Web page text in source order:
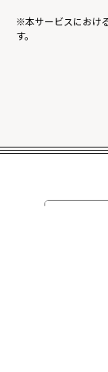
た、ログイン限
※本サービスにおけ
す。